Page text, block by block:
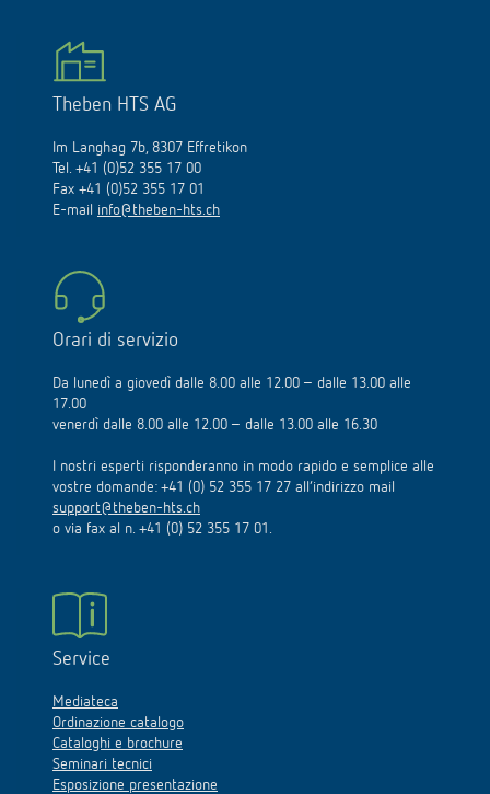
Theben HTS AG
Im Langhag 7b, 8307 Effretikon
Tel. +41 (0)52 355 17 00
Fax +41 (0)52 355 17 01
E-mail info@theben-hts.ch
Orari di servizio
Da lunedì a giovedì dalle 8.00 alle 12.00 – dalle 13.00 alle
17.00
venerdì dalle 8.00 alle 12.00 – dalle 13.00 alle 16.30
I nostri esperti risponderanno in modo rapido e semplice alle
vostre domande: +41 (0) 52 355 17 27 all’indirizzo mail
support@theben-hts.ch
o via fax al n. +41 (0) 52 355 17 01.
Service
Mediateca
Ordinazione catalogo
Cataloghi e brochure
Seminari tecnici
Esposizione presentazione